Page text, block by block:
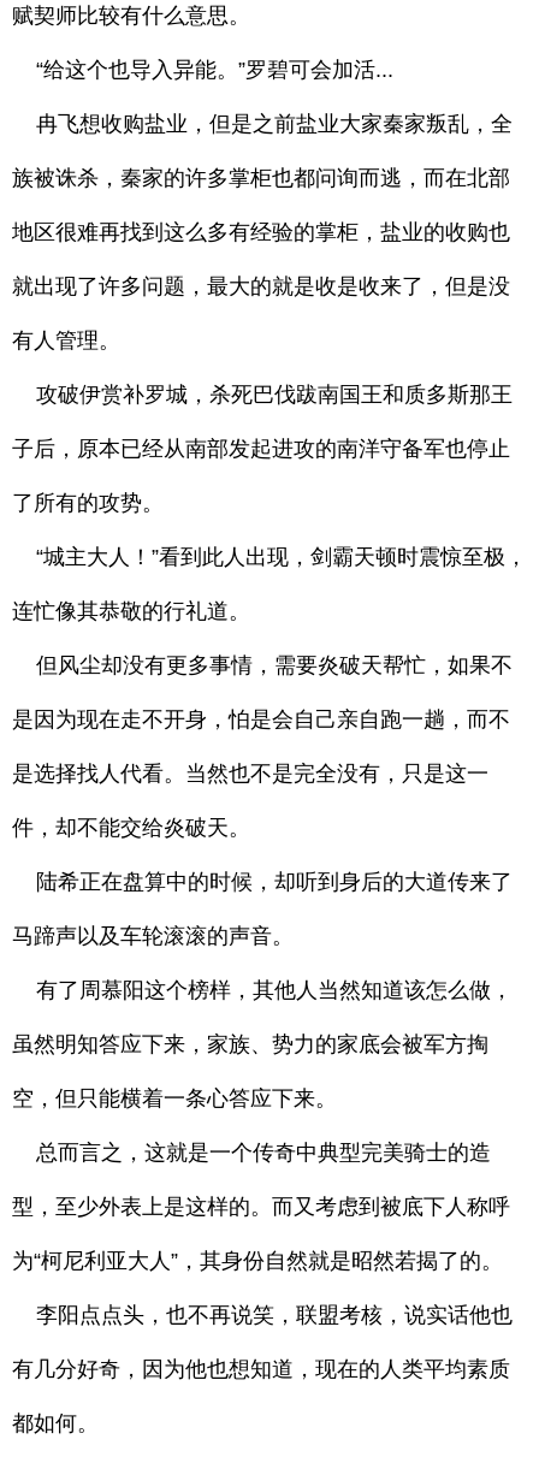
赋契师比较有什么意思。
“给这个也导入异能。”罗碧可会加活...
冉飞想收购盐业，但是之前盐业大家秦家叛乱，全
族被诛杀，秦家的许多掌柜也都问询而逃，而在北部
地区很难再找到这么多有经验的掌柜，盐业的收购也
就出现了许多问题，最大的就是收是收来了，但是没
有人管理。
攻破伊赏补罗城，杀死巴伐跋南国王和质多斯那王
子后，原本已经从南部发起进攻的南洋守备军也停止
了所有的攻势。
“城主大人！”看到此人出现，剑霸天顿时震惊至极，
连忙像其恭敬的行礼道。
但风尘却没有更多事情，需要炎破天帮忙，如果不
是因为现在走不开身，怕是会自己亲自跑一趟，而不
是选择找人代看。当然也不是完全没有，只是这一
件，却不能交给炎破天。
陆希正在盘算中的时候，却听到身后的大道传来了
马蹄声以及车轮滚滚的声音。
有了周慕阳这个榜样，其他人当然知道该怎么做，
虽然明知答应下来，家族、势力的家底会被军方掏
空，但只能横着一条心答应下来。
总而言之，这就是一个传奇中典型完美骑士的造
型，至少外表上是这样的。而又考虑到被底下人称呼
为“柯尼利亚大人”，其身份自然就是昭然若揭了的。
李阳点点头，也不再说笑，联盟考核，说实话他也
有几分好奇，因为他也想知道，现在的人类平均素质
都如何。